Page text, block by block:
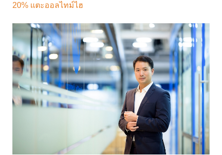
20% แตะออลไทม์ไฮ